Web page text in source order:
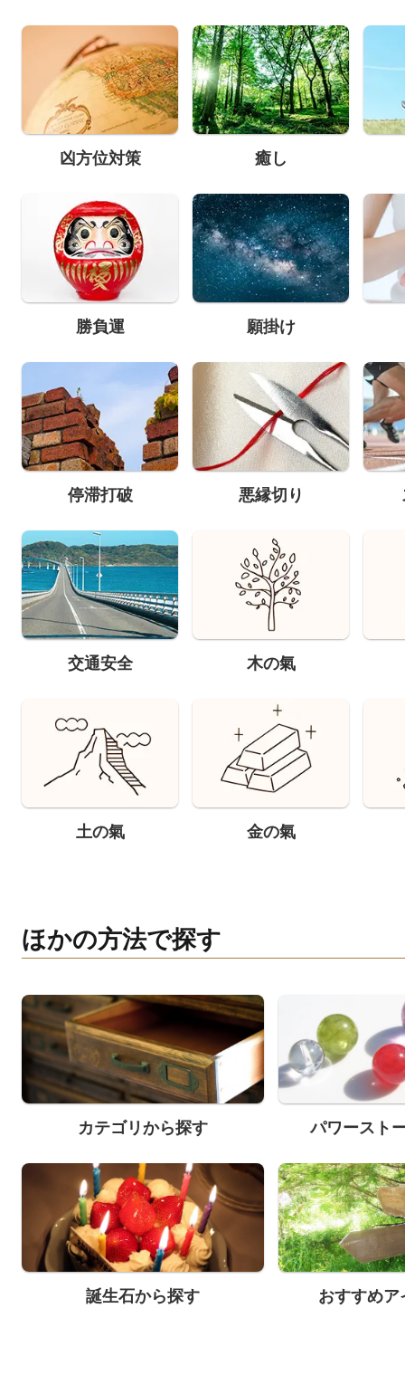
凶方位対策 癒し
勝負運 願掛け
停滞打破 悪縁切り
交通安全 木の氣
土の氣 金の氣
ほかの方法で探す
カテゴリから探す パワースト
誕生石から探す おすすめア